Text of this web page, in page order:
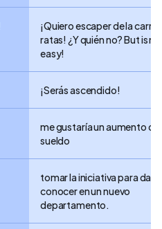
¡Quiero escaper de la
ratas! ¿Y quién no? But is
easy!
¡Serás ascendido!
me gustaría un aumento de
sueldo
tomar la iniciativa para
conocer en un nuevo
departamento.